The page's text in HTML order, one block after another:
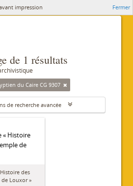
impression Fermer
de 1 résultats
du Caire CG 9307
de recherche avancée
« Histoire
de
des
Louxor »